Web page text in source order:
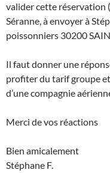
valider cette réservation
Séranne, à envoyer à
poissonniers 30200
Il faut donner une
profiter du tarif groupe
d’une compagnie
Merci de vos réactions
Bien amicalement
Stéphane F.